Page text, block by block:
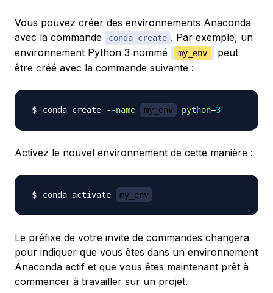
Vous pouvez créer des environnements Anaconda
avec la commande
conda create . Par exemple, un
environnement Python 3 nommé
my_env
peut
être créé avec la commande suivante :
conda create --name my_env python=3
Activez le nouvel environnement de cette manière :
conda activate my_env
Le préfixe de votre invite de commandes changera
pour indiquer que vous êtes dans un environnement
Anaconda actif et que vous êtes maintenant prêt à
commencer à travailler sur un projet.